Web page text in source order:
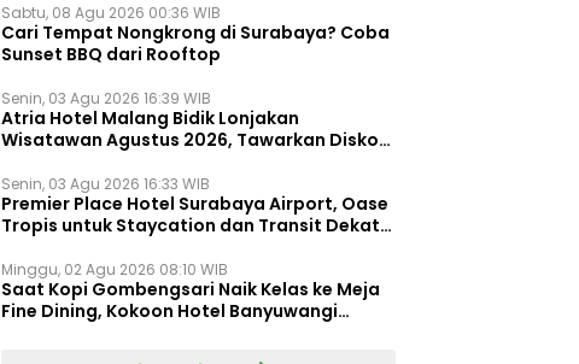
Sabtu, 08 Agu 2026 00:36 WIB
Cari Tempat Nongkrong di Surabaya? Coba
Sunset BBQ dari Rooftop
Senin, 03 Agu 2026 16:39 WIB
Atria Hotel Malang Bidik Lonjakan
Wisatawan Agustus 2026, Tawarkan Diskon
Senin, 03 Agu 2026 16:33 WIB
Premier Place Hotel Surabaya Airport, Oase
Tropis untuk Staycation dan Transit Dekat
Minggu, 02 Agu 2026 08:10 WIB
Saat Kopi Gombengsari Naik Kelas ke Meja
Fine Dining, Kokoon Hotel Banyuwangi